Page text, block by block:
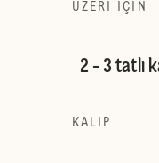
ÜZERI IÇIN
2 - 3 tatlı
KALIP